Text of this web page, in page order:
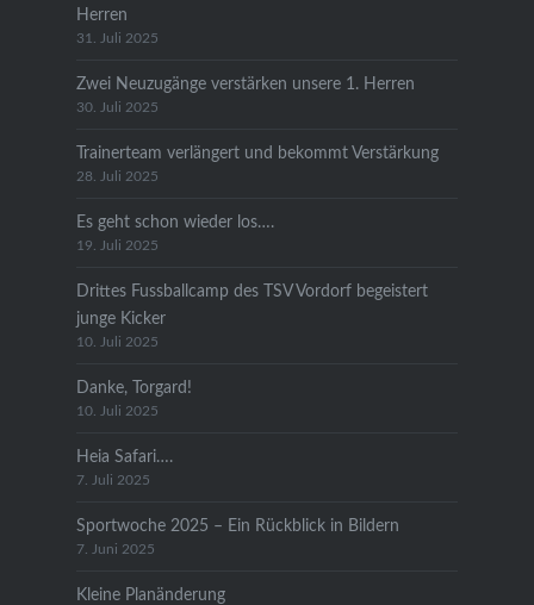
Herren
31. Juli 2025
Zwei Neuzugänge verstärken unsere 1. Herren
30. Juli 2025
Trainerteam verlängert und bekommt Verstärkung
28. Juli 2025
Es geht schon wieder los….
19. Juli 2025
Drittes Fussballcamp des TSV Vordorf begeistert
junge Kicker
10. Juli 2025
Danke, Torgard!
10. Juli 2025
Heia Safari….
7. Juli 2025
Sportwoche 2025 – Ein Rückblick in Bildern
7. Juni 2025
Kleine Planänderung